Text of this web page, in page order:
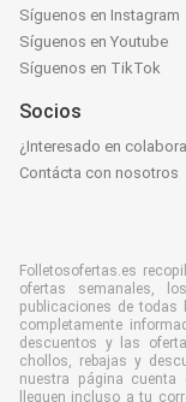
Síguenos en Instagram
Síguenos en Youtube
Síguenos en TikTok
Socios
¿Interesado en
Contácta con nosotros
Folletosofertas.es
ofertas semanales,
publicaciones de todas
completamente
descuentos y las
chollos, rebajas y
nuestra página
lleguen incluso a tu